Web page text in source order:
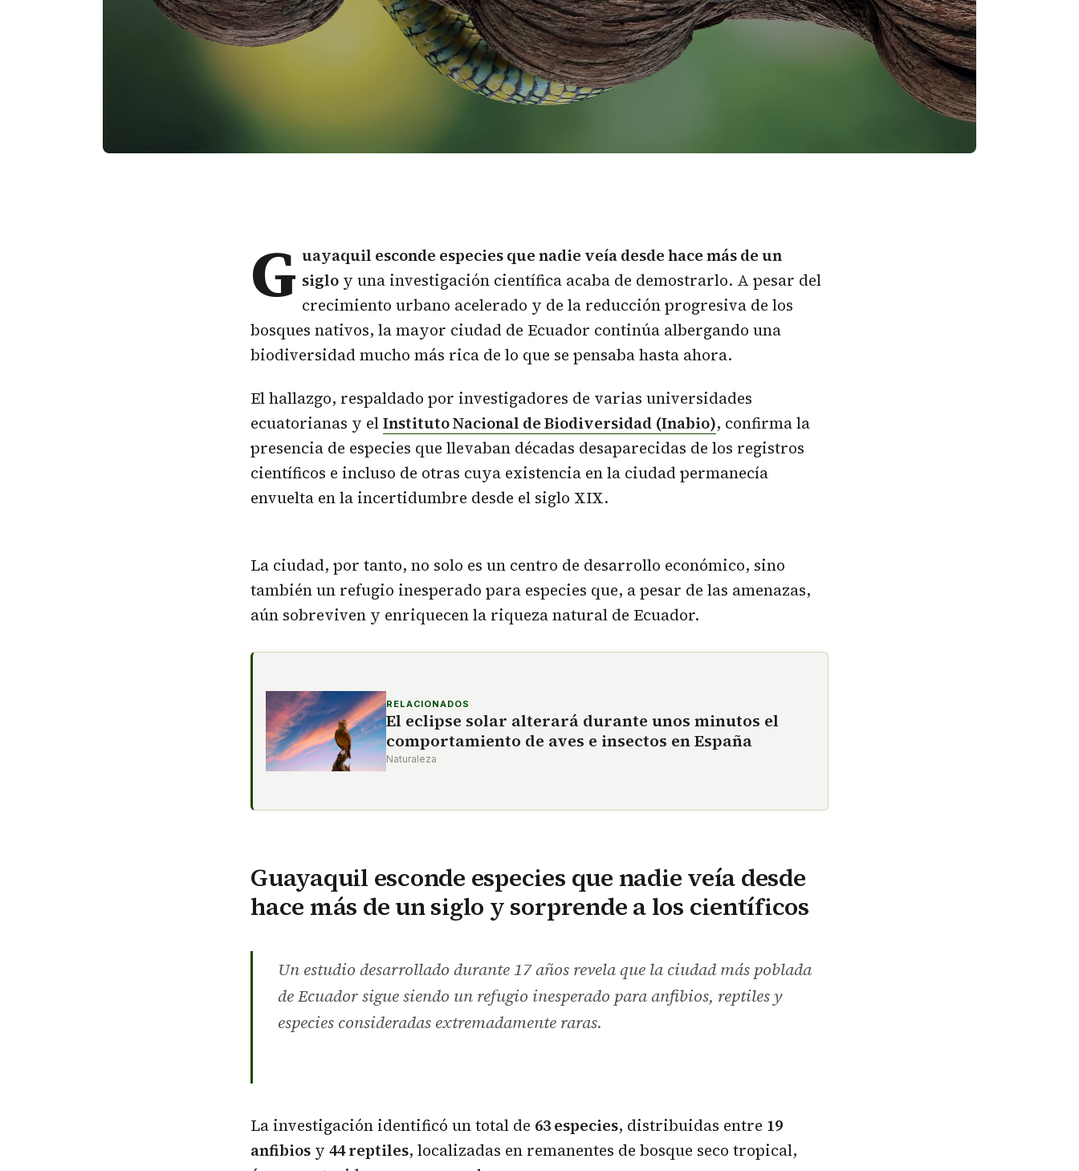
G uayaquil esconde especies que nadie veía desde hace más de un
siglo y una investigación científica acaba de demostrarlo. A pesar del
crecimiento urbano acelerado y de la reducción progresiva de los
bosques nativos, la mayor ciudad de Ecuador continúa albergando una
biodiversidad mucho más rica de lo que se pensaba hasta ahora.
El hallazgo, respaldado por investigadores de varias universidades
ecuatorianas y elInstituto Nacional de Biodiversidad (Inabio), confirma la
presencia de especies que llevaban décadas desaparecidas de los registros
científicos e incluso de otras cuya existencia en la ciudad permanecía
envuelta en la incertidumbre desde el siglo XIX.
La ciudad, por tanto, no solo es un centro de desarrollo económico, sino
también un refugio inesperado para especies que, a pesar de las amenazas,
aún sobreviven y enriquecen la riqueza natural de Ecuador.
RELACIONADOS
El eclipse solar alterará durante unos minutos el
comportamiento de aves e insectos en España
Naturaleza
Guayaquil esconde especies que nadie veía desde
hace más de un siglo y sorprende a los científicos
Un estudio desarrollado durante 17 años revela que la ciudad más poblada
de Ecuador sigue siendo un refugio inesperado para anfibios, reptiles y
especies consideradas extremadamente raras.
La investigación identificó un total de 63 especies, distribuidas entre 19
anfibios y 44 reptiles, localizadas en remanentes de bosque seco tropical,